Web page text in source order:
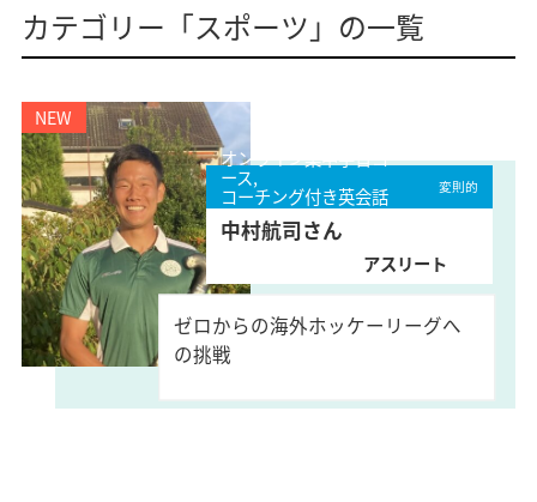
カテゴリー「スポーツ」の一覧
オンライン集中学習コ
ース,
コーチング付き英会話
コース
変則的
中村航司さん
アスリート
ゼロからの海外ホッケーリーグへ
の挑戦